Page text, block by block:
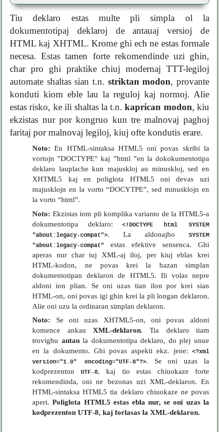
Tiu deklaro estas multe pli simpla ol la
dokumentotipaj deklaroj de antauaj versioj de
HTML kaj XHTML. Krome ghi ech ne estas formale
necesa. Estas tamen forte rekomendinde uzi ghin,
char pro ghi praktike chiuj modernaj TTT-legiloj
automate shaltas sian t.n. striktan modon, provante
konduti kiom eble lau la reguloj kaj normoj. Alie
estas risko, ke ili shaltas la t.n.kaprican modon, kiu
ekzistas nur por kongruo kun tre malnovaj paghoj
faritaj por malnovaj legiloj, kiuj ofte kondutis erare.
Noto: En HTML-sintaksa HTML5 oni povas skribi la
vortojn ”DOCTYPE” kaj ”html ”en la dokokumentotipa
deklaro lauplache kun majuskloj au minuskloj, sed en
XHTML5 kaj en poliglota HTML5 oni devas uzi
majusklojn en la vorto “DOCYTPE”, sed minusklojn en
la vorto “html”.
Noto: Ekzistas iom pli komplika varianto de la HTML5-a
dokumentotipa deklaro:<!DOCTYPE html SYSTEM
"about:legacy-compat">. La aldonajho SYSTEM
"about:legacy-compat"
estas efektive sensenca. Ghi
aperas nur char iuj XML-aj iloj, per kiuj eblas krei
HTML-kodon, ne povas krei la bazan simplan
dokumentotipan deklaron de HTML5. Ili volas nepre
aldoni ion plian. Se oni uzas tian ilon por krei sian
HTML-on, oni povas igi ghin krei la pli longan deklaron.
Alie oni uzu la ordinaran simplan deklaron.
Noto: Se oni uzas XHTML5-on, oni povas aldoni
komence ankau XML-deklaron. Tia deklaro tiam
trovighu antaula dokumentotipa deklaro, do plej unue
en la dokumento. Ghi povas aspekti ekz. jene: <?xml
version="1.0" encoding="UTF-8"?>. Se oni uzas la
kodprezentonUTF-8, kaj tio estas chiuokaze forte
rekomendinda, oni ne bezonas uzi XML-deklaron. En
HTML-sintaksa HTML5 tia deklaro chiuokaze ne povas
aperi.Poliglota HTML5 estas ebla nur, se oni uzas la
kodprezenton UTF-8, kaj forlasas la XML-deklaron.